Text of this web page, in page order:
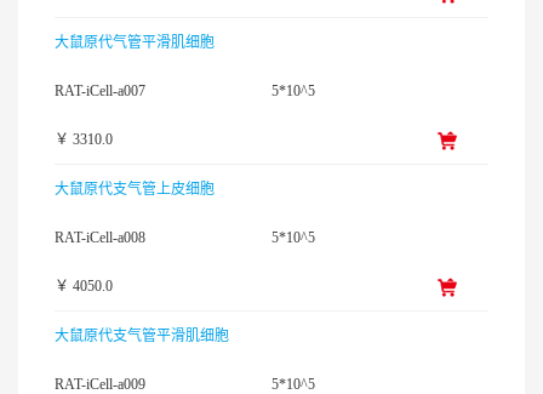
大鼠原代气管平滑肌细胞
RAT-iCell-a007 5*10^5
￥ 3310.0
大鼠原代支气管上皮细胞
RAT-iCell-a008 5*10^5
￥ 4050.0
大鼠原代支气管平滑肌细胞
RAT-iCell-a009 5*10^5